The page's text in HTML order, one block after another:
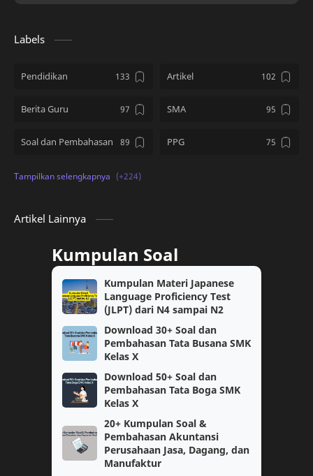
Labels
Pendidikan Artikel
Berita Guru SMA
Soal dan Pembahasan PPG
Kumpulan Soal
PPG Guru Tertentu
Topik PMM
PPPK
Ujian Sekolah
Bukti Dukung CPNS
Artikel Lainnya
Kumpulan Soal
Kumpulan Materi Japanese
Language Proficiency Test
(JLPT) dari N4 sampai N2
Download 30+ Soal dan
Pembahasan Tata Busana SMK
Kelas X
Download 50+ Soal dan
Pembahasan Tata Boga SMK
Kelas X
20+ Kumpulan Soal &
Pembahasan Akuntansi
Perusahaan Jasa, Dagang, dan
Manufaktur